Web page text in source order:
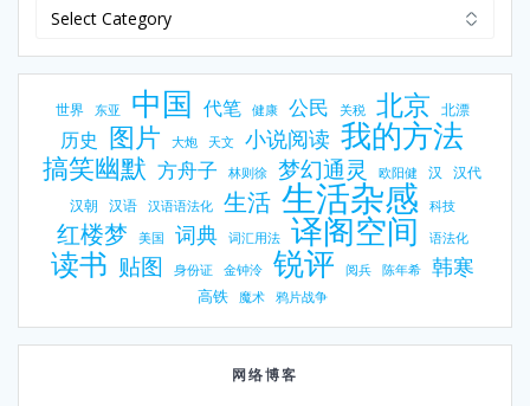
世界 东亚 中国 代笔 健康 公民 关税 北京 北漂
历史 图片 大炮 天文 小说阅读 我的方法
搞笑幽默 方舟子 林则徐 梦幻通灵 欧阳健 汉 汉代
汉朝 汉语 汉语语法化 生活 生活杂感 科技
红楼梦 美国 词典 词汇用法 译阁空间 语法化
读书 贴图 身份证 金钟泠 锐评 阅兵 陈年希 韩寒
高铁 魔术 鸦片战争
网络博客